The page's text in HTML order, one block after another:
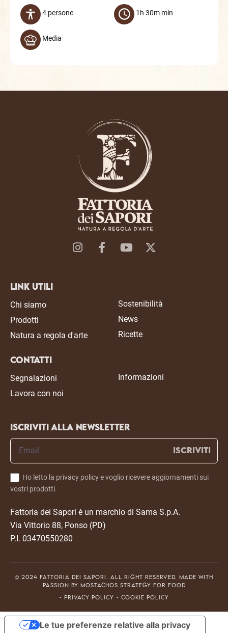
4 persone 1h 30m min
Media
Link Utili
Chi siamo
Prodotti
Natura a regola d'arte
Sostenibilità
News
Ricette
Contatti
Segnalazioni
Lavora con noi
Informazioni
Iscriviti alla newsletter
ISCRIVITI
Ho letto la privacy policy e voglio ricevere aggiornamenti sui
vostri prodotti.
Fattoria dei Sapori è un marchio di Sama S.p.A.
Via Vittorio 88, Ponso (PD)
P.I. 03470550280
© 2024 Fattoria dei Sapori. All right reserved. Made with
passion by Mostachos Strategy for Food
• Privacy Policy • Cookie Policy
Le tue preferenze relative alla privacy